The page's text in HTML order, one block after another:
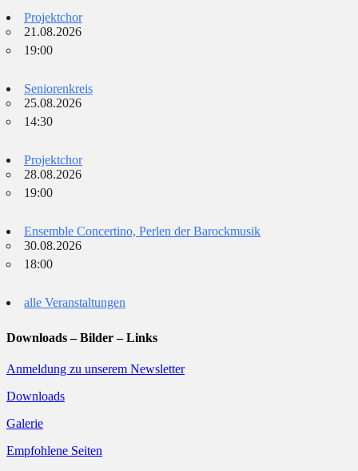
Projektchor
21.08.2026
19:00
Seniorenkreis
25.08.2026
14:30
Projektchor
28.08.2026
19:00
Ensemble Concertino, Perlen der Barockmusik
30.08.2026
18:00
alle Veranstaltungen
Downloads – Bilder – Links
Anmeldung zu unserem Newsletter
Downloads
Galerie
Empfohlene Seiten